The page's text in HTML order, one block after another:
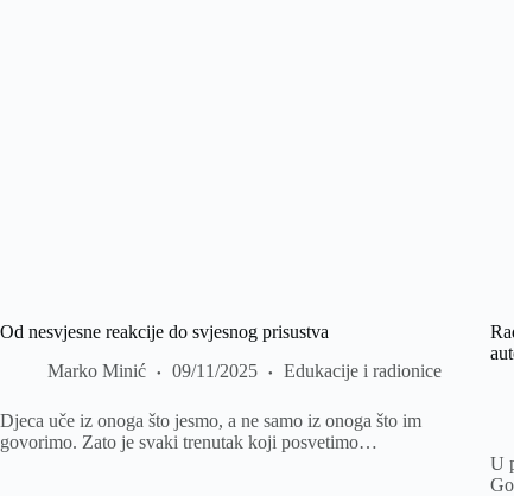
Od nesvjesne reakcije do svjesnog prisustva
Marko Minić
09/11/2025 Edukacije i radionice
Djeca uče iz onoga što jesmo, a ne samo iz onoga što im
govorimo. Zato je svaki trenutak koji posvetimo…
U